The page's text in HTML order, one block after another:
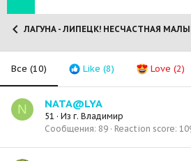
ЛАГУНА - ЛИПЕЦК! НЕСЧАСТНАЯ
Все (10) Like (8) Love (2)
N NATA@LYA
51 · Из г. Владимир
Сообщения 89 Reaction score